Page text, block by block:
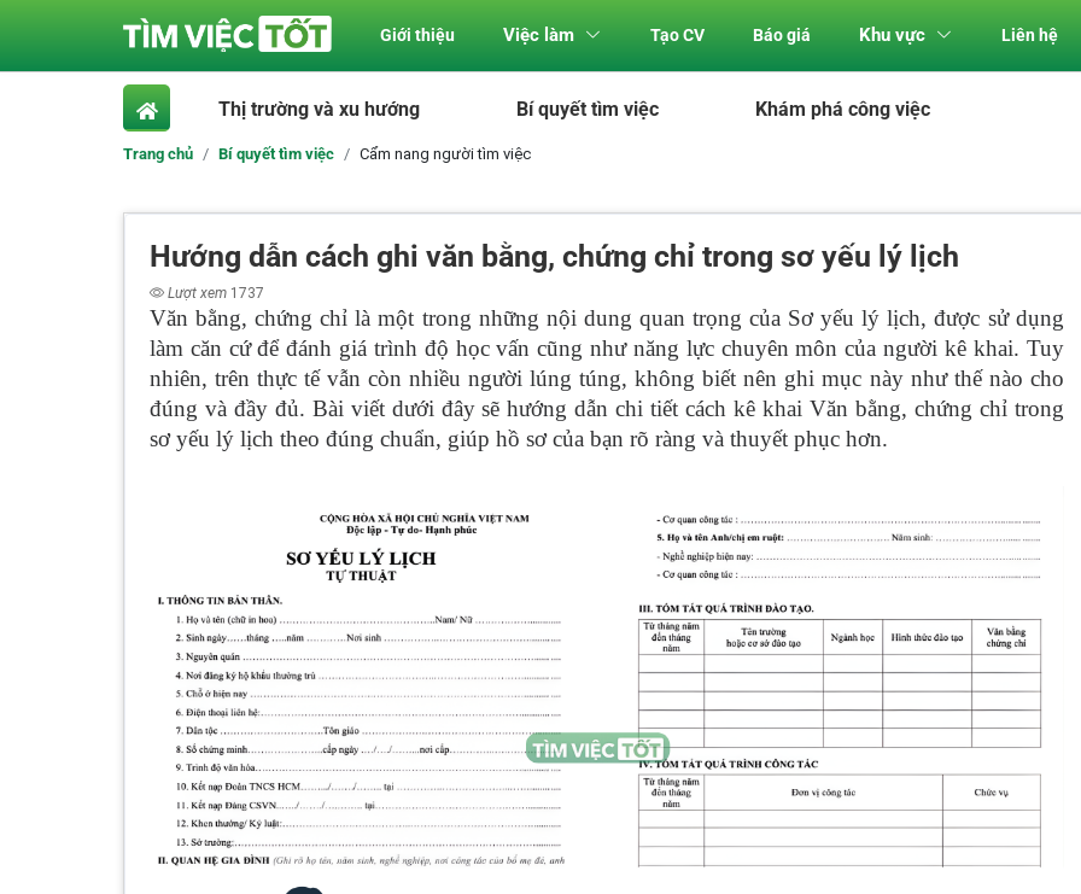
Giới thiệu Việc làm Tạo CV Báo giá Khu vực Liên hệ
Thị trường và xu hướng Bí quyết tìm việc Khám phá công việc
Trang chủ Bí quyết tìm việc Cẩm nang người tìm việc
Hướng dẫn cách ghi văn bằng, chứng chỉ trong sơ yếu lý lịch
Lượt xem 1737
Văn bằng, chứng chỉ là một trong những nội dung quan trọng của Sơ yếu lý lịch, được sử dụng
làm căn cứ để đánh giá trình độ học vấn cũng như năng lực chuyên môn của người kê khai. Tuy
nhiên, trên thực tế vẫn còn nhiều người lúng túng, không biết nên ghi mục này như thế nào cho
đúng và đầy đủ. Bài viết dưới đây sẽ hướng dẫn chi tiết cách kê khai Văn bằng, chứng chỉ trong
sơ yếu lý lịch theo đúng chuẩn, giúp hồ sơ của bạn rõ ràng và thuyết phục hơn.